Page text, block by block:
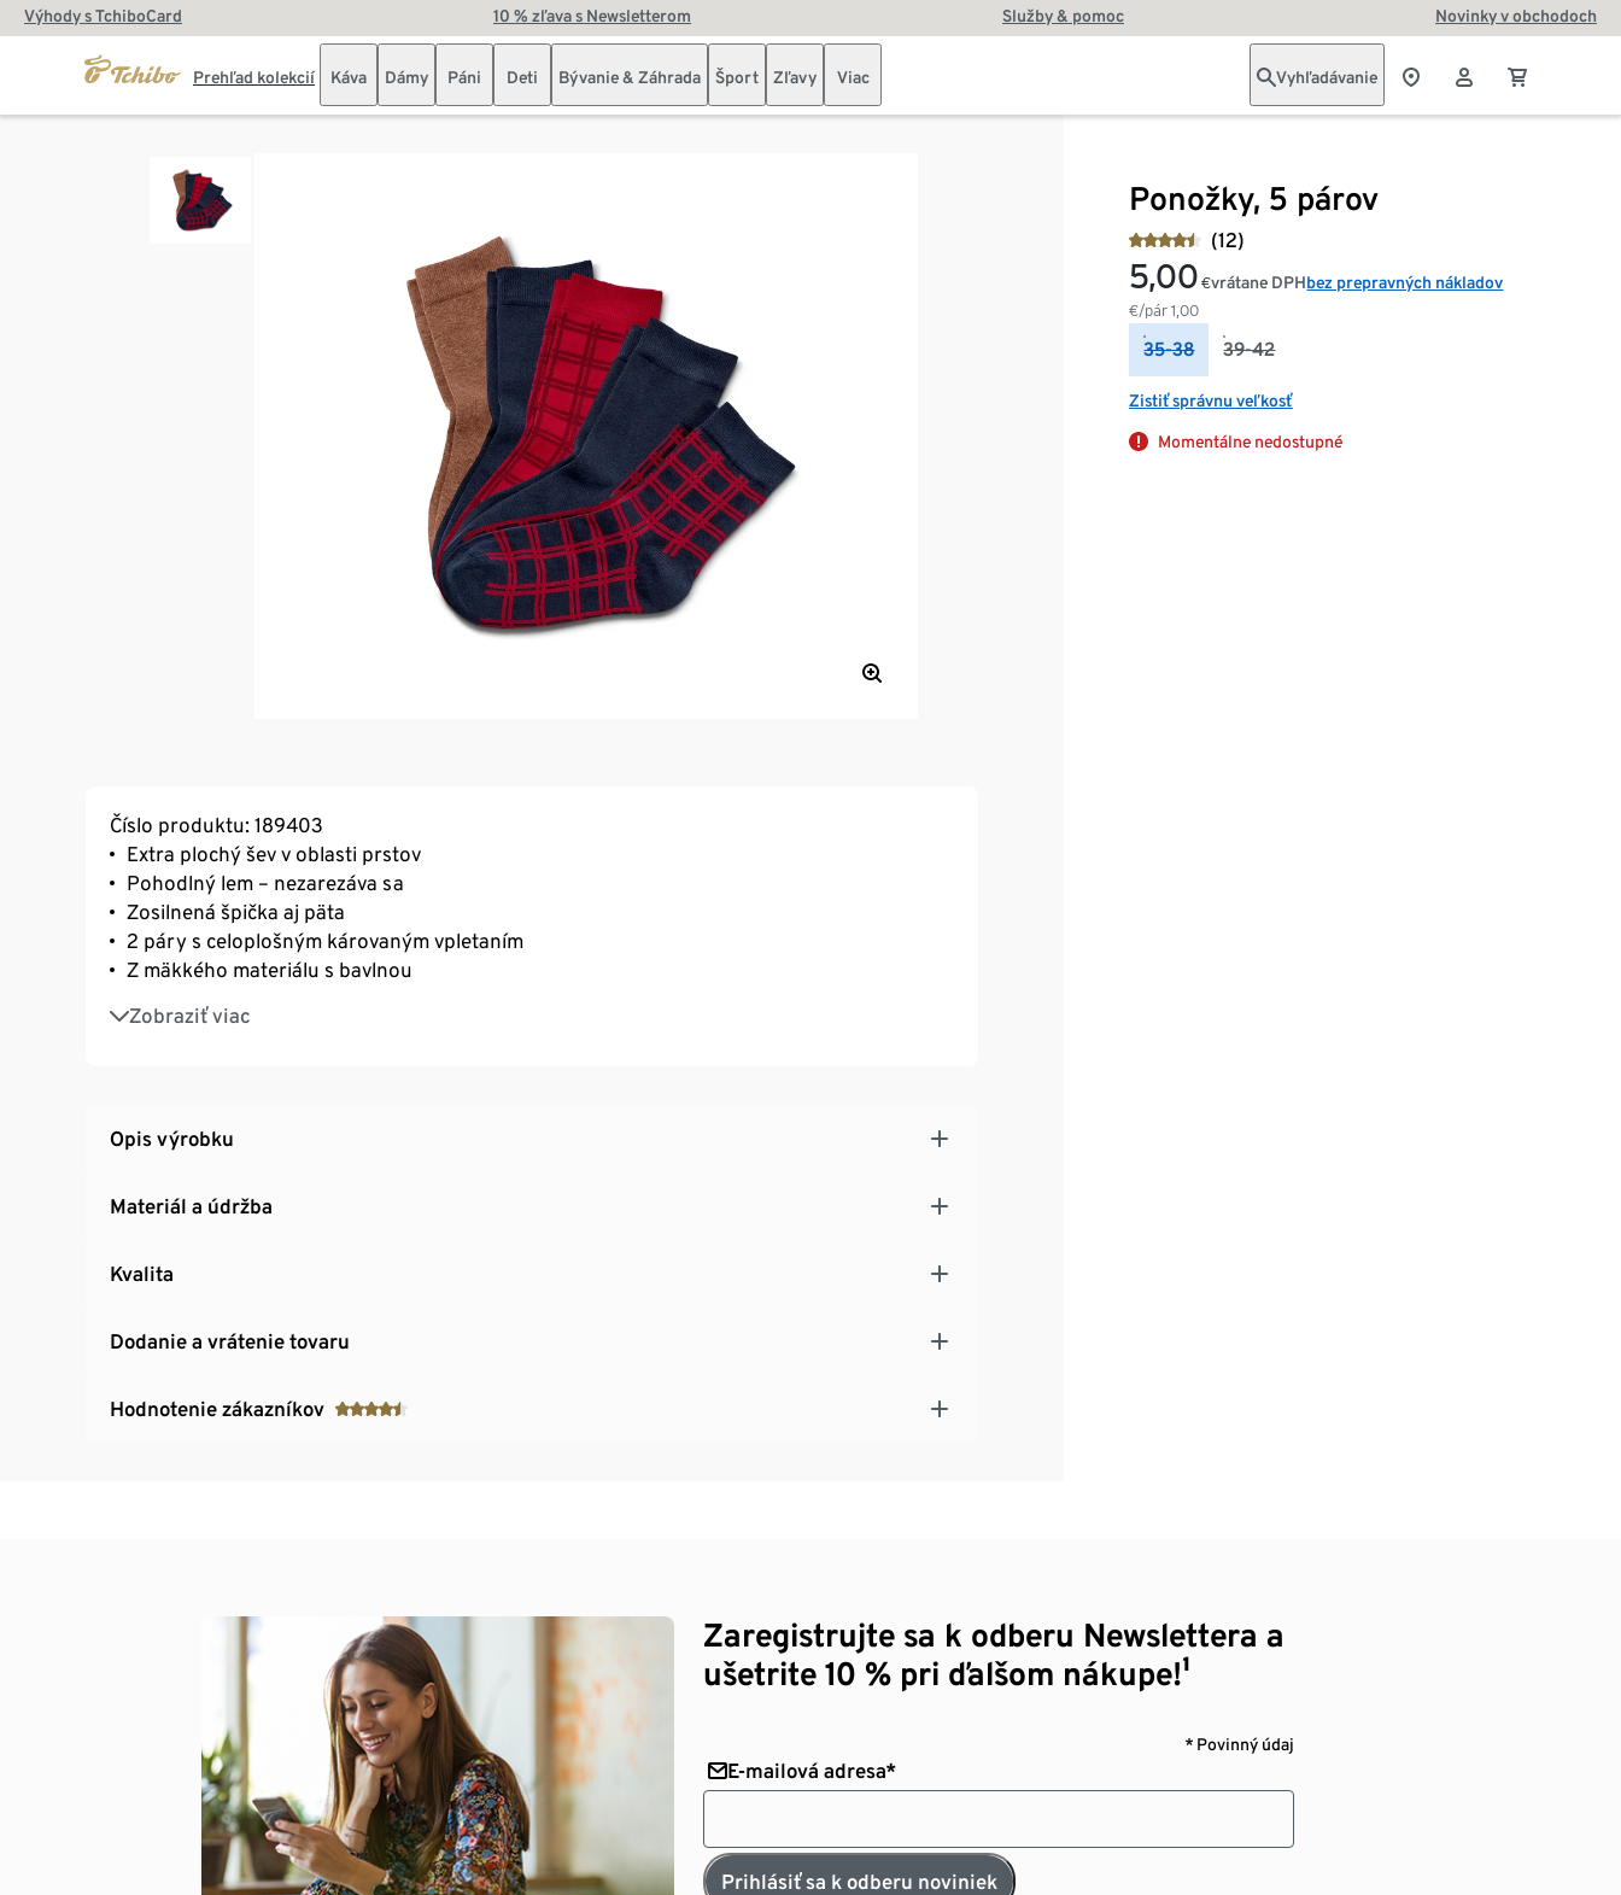
Výhody s TchiboCard 10 % zľava s Newsletterom Služby & pomoc Novinky v obchodoch
Prehľad kolekcií Káva Dámy Páni Deti Bývanie & Záhrada Šport Zľavy Viac Vyhľadávanie
Ponožky, 5 párov
(12)
5,00 €
€/pár1,00
vrátane DPHbez prepravných nákladov
35-38 39-42
Zistiť správnu veľkosť
Momentálne nedostupné
Číslo produktu: 189403
Extra plochý šev v oblasti prstov
Pohodlný lem – nezarezáva sa
Zosilnená špička aj päta
2 páry s celoplošným károvaným vpletaním
Z mäkkého materiálu s bavlnou
Zobraziť viac
S elastanom: dobre drží tvar, perfektne sedí a výborne sa nosí
Opis výrobku
Materiál a údržba
Kvalita
Dodanie a vrátenie tovaru
Hodnotenie zákazníkov
Zaregistrujte sa k odberu Newslettera a
ušetrite 10 % pri ďalšom nákupe!¹
* Povinný údaj
E-mailová adresa*
Prihlásiť sa k odberu noviniek